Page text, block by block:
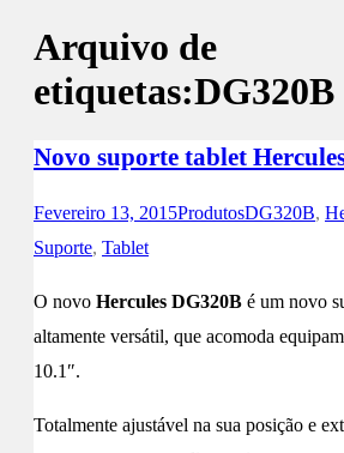
Arquivo de
etiquetas:DG320B
Novo suporte tablet
Fevereiro 13, 2015ProdutosDG320B,
Suporte, Tablet
O novo Hercules DG320B é um novo
altamente versátil, que acomoda
10.1″.
Totalmente ajustável na sua posição e